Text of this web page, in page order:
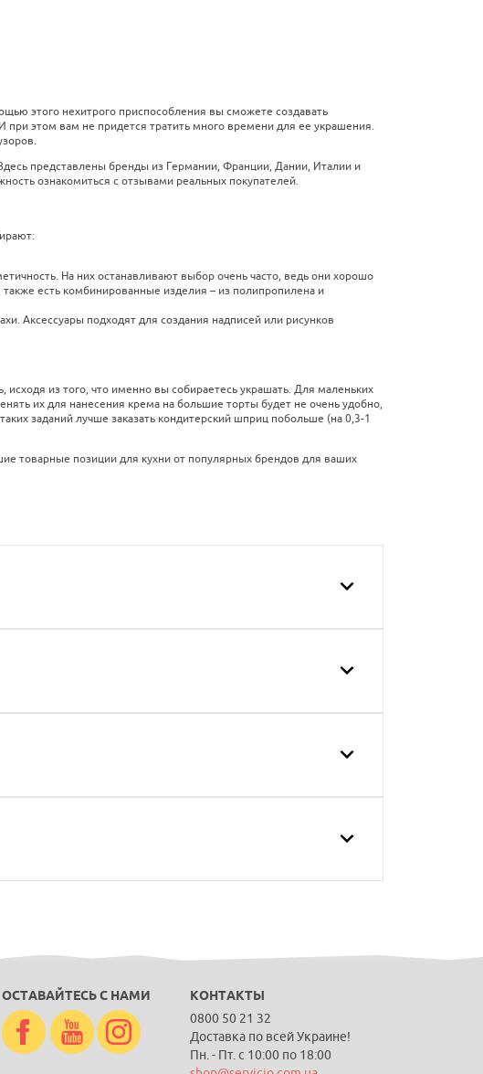
этого нехитрого приспособления вы сможете создавать
этом вам не придется тратить много времени для ее украшения.
представлены бренды из Германии, Франции, Дании, Италии и
ознакомиться с отзывами реальных покупателей.
На них останавливают выбор очень часто, ведь они хорошо
есть комбинированные изделия – из полипропилена и
Аксессуары подходят для создания надписей или рисунков
исходя из того, что именно вы собираетесь украшать. Для маленьких
их для нанесения крема на большие торты будет не очень удобно,
заданий лучше заказать кондитерский шприц побольше (на 0,3-1
товарные позиции для кухни от популярных брендов для ваших
ОСТАВАЙТЕСЬ С НАМИ КОНТАКТЫ
0800 50 21 32
Доставка по всей Украине!
Пн. - Пт. с 10:00 по 18:00